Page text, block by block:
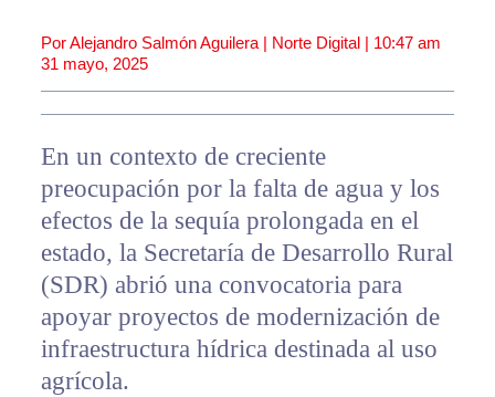
Por Alejandro Salmón Aguilera | Norte Digital | 10:47 am
31 mayo, 2025
En un contexto de creciente
preocupación por la falta de agua y los
efectos de la sequía prolongada en el
estado, la Secretaría de Desarrollo Rural
(SDR) abrió una convocatoria para
apoyar proyectos de modernización de
infraestructura hídrica destinada al uso
agrícola.